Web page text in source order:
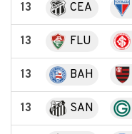
13 CEA
13 FLU
13 BAH
13 SAN